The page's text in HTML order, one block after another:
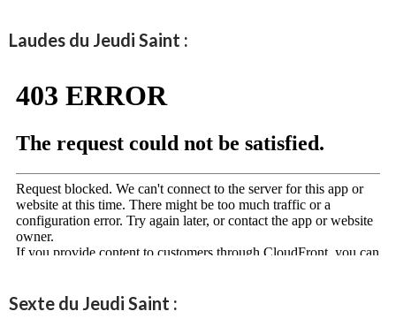
Laudes du Jeudi Saint :
Sexte du Jeudi Saint :